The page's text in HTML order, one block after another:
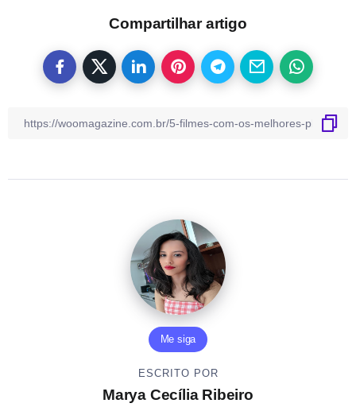
Compartilhar artigo
Me siga
ESCRITO POR
Marya Cecília Ribeiro